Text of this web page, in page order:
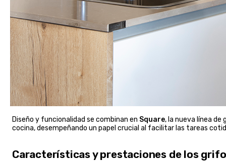
Diseño y funcionalidad se combinan en Square, la nueva línea
cocina, desempeñando un papel crucial al facilitar las tareas
Características y prestaciones de los